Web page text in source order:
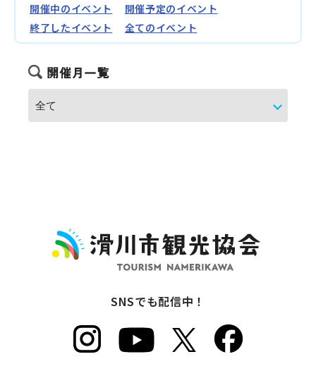
開催中のイベント
開催予定のイベント
終了したイベント
全てのイベント
開催月一覧
SNSでも配信中！